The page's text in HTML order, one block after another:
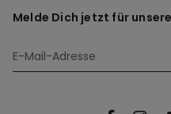
Melde Dich jetzt für